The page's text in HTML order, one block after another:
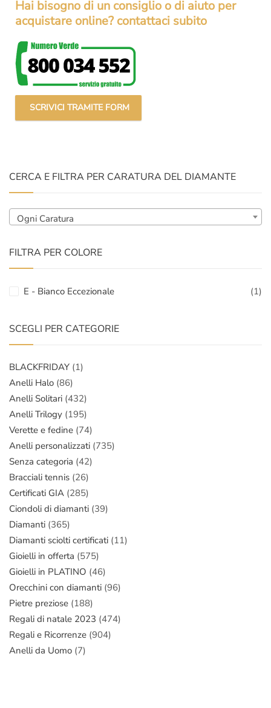
Hai bisogno di un consiglio o di aiuto per
acquistare online? contattaci subito
SCRIVICI TRAMITE FORM
CERCA E FILTRA PER CARATURA DEL DIAMANTE
Ogni Caratura
FILTRA PER COLORE
E - Bianco Eccezionale (1)
SCEGLI PER CATEGORIE
BLACKFRIDAY (1)
Anelli Halo (86)
Anelli Solitari (432)
Anelli Trilogy (195)
Verette e fedine (74)
Anelli personalizzati (735)
Senza categoria (42)
Bracciali tennis (26)
Certificati GIA (285)
Ciondoli di diamanti (39)
Diamanti (365)
Diamanti sciolti certificati (11)
Gioielli in offerta (575)
Gioielli in PLATINO (46)
Orecchini con diamanti (96)
Pietre preziose (188)
Regali di natale 2023 (474)
Regali e Ricorrenze (904)
Anelli da Uomo (7)